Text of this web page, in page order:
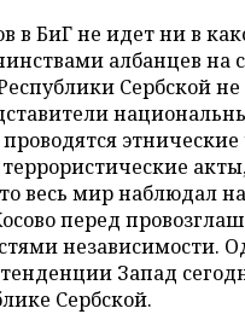
в БиГ не идет ни в
албанцев на
Сербской не
этнические
весь мир наблюдал
перед
независимости.
Запад
Сербской.